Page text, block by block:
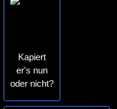
Kapiert
er's nun
oder nicht?